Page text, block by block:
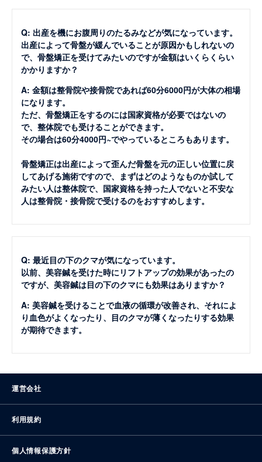
Q: 出産を機にお腹周りのたるみなどが気になっています。
出産によって骨盤が緩んでいることが原因かもしれないの
で、骨盤矯正を受けてみたいのですが金額はいくらくらい
かかりますか？
A: 金額は整骨院や接骨院であれば60分6000円が大体の相場
になります。
ただ、骨盤矯正をするのには国家資格が必要ではないの
で、整体院でも受けることができます。
その場合は60分4000円~でやっているところもあります。
骨盤矯正は出産によって歪んだ骨盤を元の正しい位置に戻
してあげる施術ですので、まずはどのようなものか試して
みたい人は整体院で、国家資格を持った人でないと不安な
人は整骨院・接骨院で受けるのをおすすめします。
Q: 最近目の下のクマが気になっています。
以前、美容鍼を受けた時にリフトアップの効果があったの
ですが、美容鍼は目の下のクマにも効果はありますか？
A: 美容鍼を受けることで血液の循環が改善され、それによ
り血色がよくなったり、目のクマが薄くなったりする効果
が期待できます。
運営会社
利用規約
個人情報保護方針